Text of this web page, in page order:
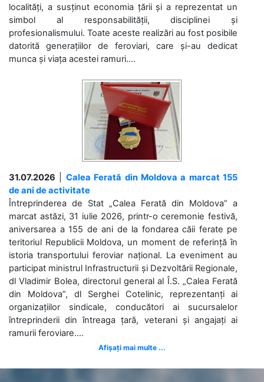
localități, a susținut economia țării și a reprezentat un
simbol al responsabilității, disciplinei și
profesionalismului. Toate aceste realizări au fost posibile
datorită generațiilor de feroviari, care și-au dedicat
munca și viața acestei ramuri....
31.07.2026
Calea Ferată din Moldova a marcat 155
de ani de activitate
Întreprinderea de Stat „Calea Ferată din Moldova” a
marcat astăzi, 31 iulie 2026, printr-o ceremonie festivă,
aniversarea a 155 de ani de la fondarea căii ferate pe
teritoriul Republicii Moldova, un moment de referință în
istoria transportului feroviar național. La eveniment au
participat ministrul Infrastructurii și Dezvoltării Regionale,
dl Vladimir Bolea, directorul general al Î.S. „Calea Ferată
din Moldova”, dl Serghei Cotelinic, reprezentanți ai
organizațiilor sindicale, conducători ai sucursalelor
întreprinderii din întreaga țară, veterani și angajați ai
ramurii feroviare....
Afișați mai multe ...